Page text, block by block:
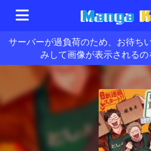
サーバーが過負荷のため、お待ち
みして画像が表示されるの